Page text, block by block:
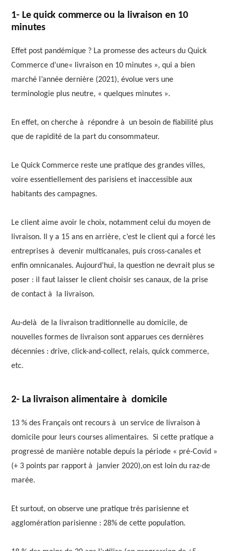
1- Le quick commerce ou la livraison en 10
minutes
Effet post pandémique ? La promesse des acteurs du Quick
Commerce d’une« livraison en 10 minutes », qui a bien
marché l’année dernière (2021), évolue vers une
terminologie plus neutre, « quelques minutes ».
En effet, on cherche à répondre à un besoin de fiabilité plus
que de rapidité de la part du consommateur.
Le Quick Commerce reste une pratique des grandes villes,
voire essentiellement des parisiens et inaccessible aux
habitants des campagnes.
Le client aime avoir le choix, notamment celui du moyen de
livraison. Il y a 15 ans en arrière, c’est le client qui a forcé les
entreprises à devenir multicanales, puis cross-canales et
enfin omnicanales. Aujourd’hui, la question ne devrait plus se
poser : il faut laisser le client choisir ses canaux, de la prise
de contact à la livraison.
Au-delà de la livraison traditionnelle au domicile, de
nouvelles formes de livraison sont apparues ces dernières
décennies : drive, click-and-collect, relais, quick commerce,
etc.
2- La livraison alimentaire à domicile
13 % des Français ont recours à un service de livraison à
domicile pour leurs courses alimentaires. Si cette pratique a
progressé de manière notable depuis la période « pré-Covid »
(+ 3 points par rapport à janvier 2020),on est loin du raz-de
marée.
Et surtout, on observe une pratique très parisienne et
agglomération parisienne : 28% de cette population.